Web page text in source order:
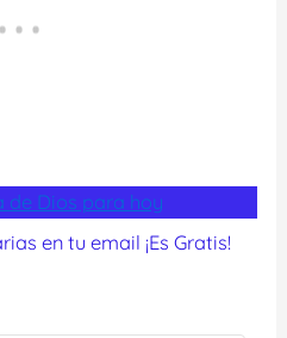
de Dios para hoy
en tu email ¡Es Gratis!